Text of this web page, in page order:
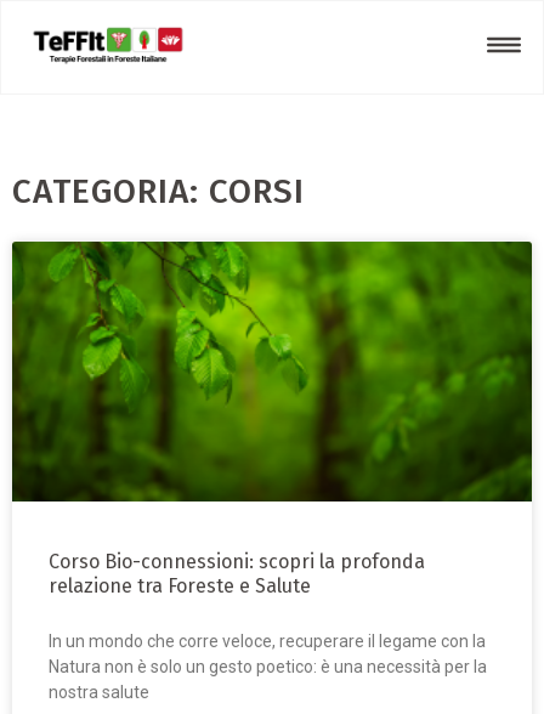
CATEGORIA: CORSI
Corso Bio-connessioni: scopri la profonda
relazione tra Foreste e Salute
In un mondo che corre veloce, recuperare il legame con la
Natura non è solo un gesto poetico: è una necessità per la
nostra salute